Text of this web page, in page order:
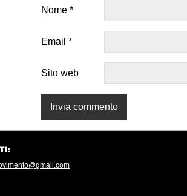
Nome *
Email *
Sito web